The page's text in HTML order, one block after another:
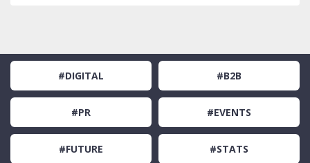
#DIGITAL #B2B
#PR #EVENTS
#FUTURE #STATS